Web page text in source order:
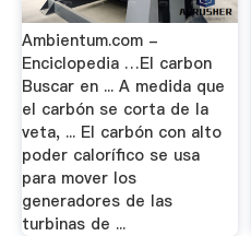
Ambientum.com -
Enciclopedia …El carbon
Buscar en ... A medida que
el carbón se corta de la
veta, ... El carbón con alto
poder calorífico se usa
para mover los
generadores de las
turbinas de ...